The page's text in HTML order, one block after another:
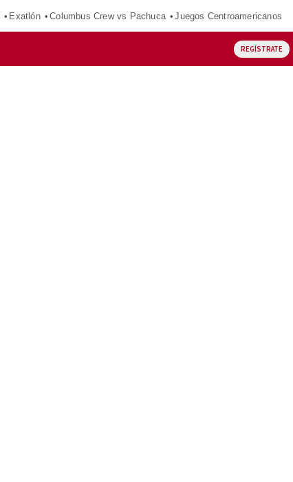
Exatlón Columbus Crew vs Pachuca Juegos Centroamericanos
REGÍSTRATE